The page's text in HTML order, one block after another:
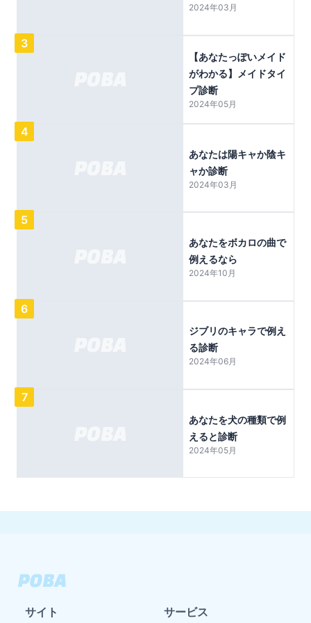
2024年03月
3
【あなたっぽいメイド
がわかる】メイドタイ
プ診断
2024年05月
4
あなたは陽キャか陰キ
ャか診断
2024年03月
5
あなたをボカロの曲で
例えるなら
2024年10月
6
ジブリのキャラで例え
る診断
2024年06月
7
あなたを犬の種類で例
えると診断
2024年05月
サイト サービス